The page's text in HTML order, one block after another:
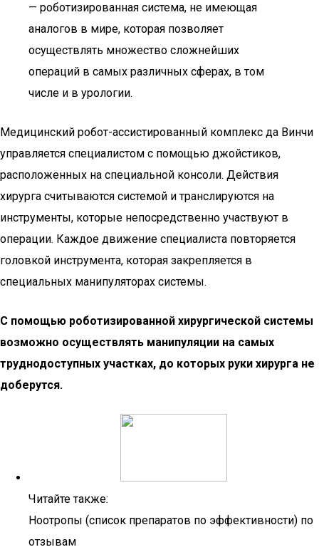
— роботизированная система, не имеющая
аналогов в мире, которая позволяет
осуществлять множество сложнейших
операций в самых различных сферах, в том
числе и в урологии.
Медицинский робот-ассистированный комплекс да Винчи
управляется специалистом с помощью джойстиков,
расположенных на специальной консоли. Действия
хирурга считываются системой и транслируются на
инструменты, которые непосредственно участвуют в
операции. Каждое движение специалиста повторяется
головкой инструмента, которая закрепляется в
специальных манипуляторах системы.
С помощью роботизированной хирургической системы
возможно осуществлять манипуляции на самых
труднодоступных участках, до которых руки хирурга не
доберутся.
Читайте также:
Ноотропы (список препаратов по эффективности) по
отзывам